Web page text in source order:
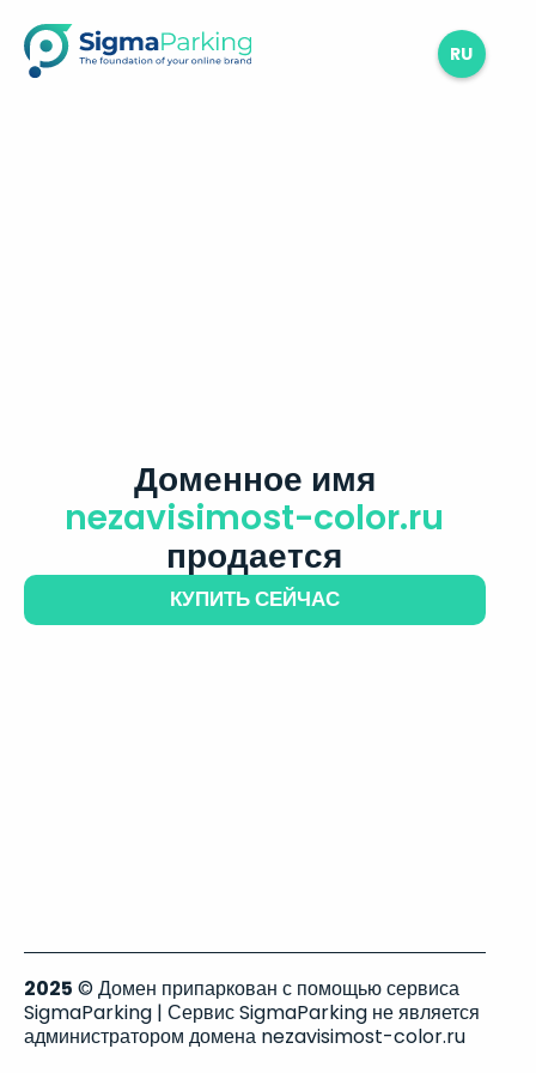
RU
Доменное имя
nezavisimost-color.ru
продается
КУПИТЬ СЕЙЧАС
2025 © Домен припаркован с помощью сервиса
SigmaParking | Сервис SigmaParking не является
администратором домена nezavisimost-color.ru